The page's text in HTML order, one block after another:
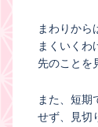
まわりから
まくいくわ
先のことを
また、短期
せず、見切